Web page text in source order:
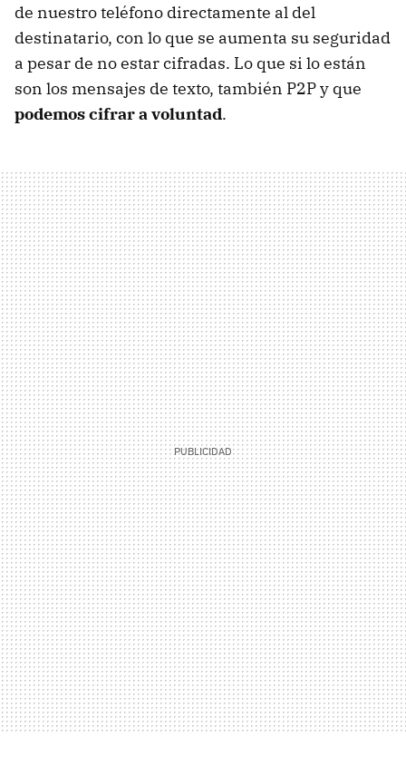
de nuestro teléfono directamente al del
destinatario, con lo que se aumenta su seguridad
a pesar de no estar cifradas. Lo que si lo están
son los mensajes de texto, también P2P y que
podemos cifrar a voluntad.